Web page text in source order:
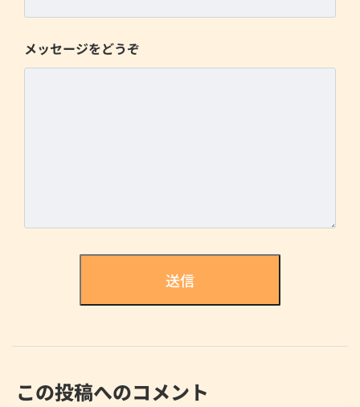
メッセージをどうぞ
この投稿へのコメント